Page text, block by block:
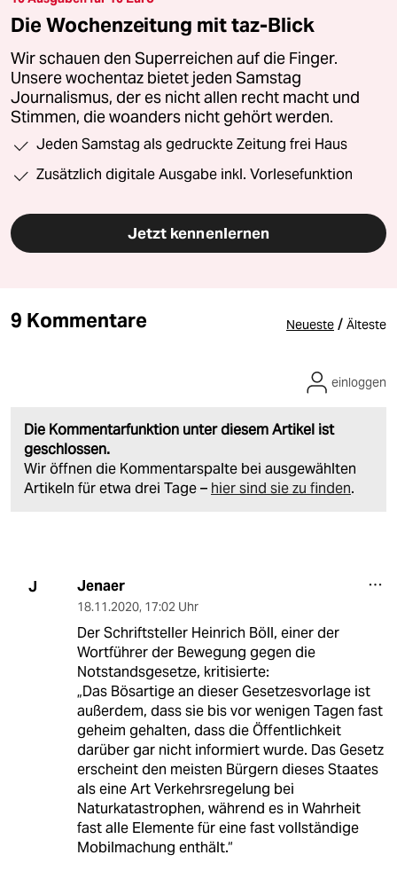
Die Wochenzeitung mit taz-Blick
Wir schauen den Superreichen auf die Finger.
Unsere wochentaz bietet jeden Samstag
Journalismus, der es nicht allen recht macht und
Stimmen, die woanders nicht gehört werden.
Jeden Samstag als gedruckte Zeitung frei Haus
Zusätzlich digitale Ausgabe inkl. Vorlesefunktion
Jetzt kennenlernen
9 Kommentare Neueste / Älteste
Die Kommentarfunktion unter diesem Artikel ist
geschlossen.
Wir öffnen die Kommentarspalte bei ausgewählten
Artikeln für etwa drei Tage – hier sind sie zu finden.
einloggen
J Jenaer
18.11.2020, 17:02 Uhr
Der Schriftsteller Heinrich Böll, einer der
Wortführer der Bewegung gegen die
Notstandsgesetze, kritisierte:
„Das Bösartige an dieser Gesetzesvorlage ist
außerdem, dass sie bis vor wenigen Tagen fast
geheim gehalten, dass die Öffentlichkeit
darüber gar nicht informiert wurde. Das Gesetz
erscheint den meisten Bürgern dieses Staates
als eine Art Verkehrsregelung bei
Naturkatastrophen, während es in Wahrheit
fast alle Elemente für eine fast vollständige
Mobilmachung enthält.“